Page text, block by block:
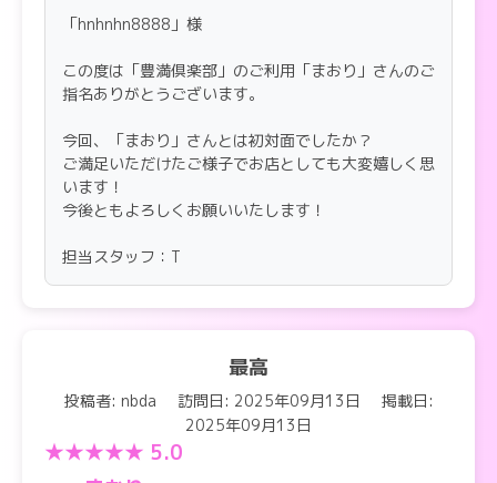
【スタッフの対応】
初めての利用でしたが、滞りなく対応いただきまし
た。ありがとうございました。
「hnhnhn8888」様
この度は「豊満倶楽部」のご利用「まおり」さんのご
指名ありがとうございます。
今回、「まおり」さんとは初対面でしたか？
ご満足いただけたご様子でお店としても大変嬉しく思
います！
今後ともよろしくお願いいたします！
担当スタッフ：T
最高
投稿者: nbda 訪問日: 2025年09月13日
掲載日:
2025年09月13日
★★★★★ 5.0